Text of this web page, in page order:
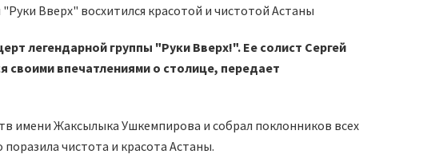
легендарной группы "Руки Вверх!". Ее солист Сергей
своими впечатлениями о столице, передает
имени Жаксылыка Ушкемпирова и собрал поклонников всех
чистота и красота Астаны.